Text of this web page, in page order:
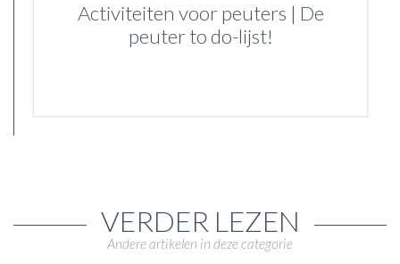
Activiteiten voor peuters | De
peuter to do-lijst!
VERDER LEZEN
Andere artikelen in deze categorie